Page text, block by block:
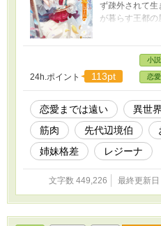
ず疎外されて生
が暮らす王都
に引っ込んで
る。幸いアメリ
商によって絵
長子相続の慣例
を取って家督を
だが、どうやら
の後継者になる
を考えなければ
女の元に北の辺
る。申し込んで
る、御年六十を
に？） 疑問は
とはできない。
く、アメリアは
月末、ありがた
24h.ポイント 113pt
小説
恋愛
恋愛までは遠い 異世界
筋肉
先代辺境伯
姉妹格差
レジーナ
文字数 449,226 最終更新